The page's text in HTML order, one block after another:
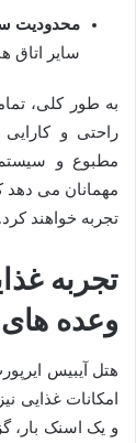
محدودیت
سایر اتاق
به طور کلی،
راحتی و
مطبوع و سیستم
مهمانان می دهد
تجربه خواهند کرد.
تجربه
وعده
هتل آیبیس
امکانات غذایی
و یک اسنک بار،